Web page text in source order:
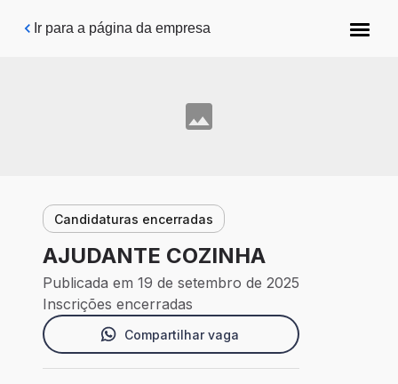
Pular para o conteúdo principal
Ir para a página da empresa
Candidaturas encerradas
AJUDANTE COZINHA
Publicada em 19 de setembro de 2025
Inscrições encerradas
Compartilhar vaga